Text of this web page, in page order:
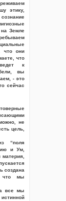
этику,
на Земле
что они
что
к
вы
- это
сейчас
не
цель,
“поля
и Ум,
создана
что мы
все мы